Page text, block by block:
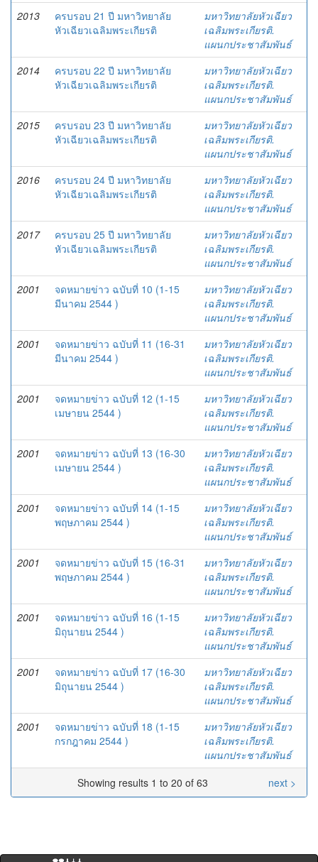
2013
ครบรอบ 21 ปี มหาวิทยาลัย
หัวเฉียวเฉลิมพระเกียรติ
มหาวิทยาลัยหัวเฉียว
เฉลิมพระเกียรติ.
แผนกประชาสัมพันธ์
2014
ครบรอบ 22 ปี มหาวิทยาลัย
หัวเฉียวเฉลิมพระเกียรติ
มหาวิทยาลัยหัวเฉียว
เฉลิมพระเกียรติ.
แผนกประชาสัมพันธ์
2015
ครบรอบ 23 ปี มหาวิทยาลัย
หัวเฉียวเฉลิมพระเกียรติ
มหาวิทยาลัยหัวเฉียว
เฉลิมพระเกียรติ.
แผนกประชาสัมพันธ์
2016
ครบรอบ 24 ปี มหาวิทยาลัย
หัวเฉียวเฉลิมพระเกียรติ
มหาวิทยาลัยหัวเฉียว
เฉลิมพระเกียรติ.
แผนกประชาสัมพันธ์
2017
ครบรอบ 25 ปี มหาวิทยาลัย
หัวเฉียวเฉลิมพระเกียรติ
มหาวิทยาลัยหัวเฉียว
เฉลิมพระเกียรติ.
แผนกประชาสัมพันธ์
2001
จดหมายข่าว ฉบับที่ 10 (1-15
มีนาคม 2544 )
มหาวิทยาลัยหัวเฉียว
เฉลิมพระเกียรติ.
แผนกประชาสัมพันธ์
2001
จดหมายข่าว ฉบับที่ 11 (16-31
มีนาคม 2544 )
มหาวิทยาลัยหัวเฉียว
เฉลิมพระเกียรติ.
แผนกประชาสัมพันธ์
2001
จดหมายข่าว ฉบับที่ 12 (1-15
เมษายน 2544 )
มหาวิทยาลัยหัวเฉียว
เฉลิมพระเกียรติ.
แผนกประชาสัมพันธ์
2001
จดหมายข่าว ฉบับที่ 13 (16-30
เมษายน 2544 )
มหาวิทยาลัยหัวเฉียว
เฉลิมพระเกียรติ.
แผนกประชาสัมพันธ์
2001
จดหมายข่าว ฉบับที่ 14 (1-15
พฤษภาคม 2544 )
มหาวิทยาลัยหัวเฉียว
เฉลิมพระเกียรติ.
แผนกประชาสัมพันธ์
2001
จดหมายข่าว ฉบับที่ 15 (16-31
พฤษภาคม 2544 )
มหาวิทยาลัยหัวเฉียว
เฉลิมพระเกียรติ.
แผนกประชาสัมพันธ์
2001
จดหมายข่าว ฉบับที่ 16 (1-15
มิถุนายน 2544 )
มหาวิทยาลัยหัวเฉียว
เฉลิมพระเกียรติ.
แผนกประชาสัมพันธ์
2001
จดหมายข่าว ฉบับที่ 17 (16-30
มิถุนายน 2544 )
มหาวิทยาลัยหัวเฉียว
เฉลิมพระเกียรติ.
แผนกประชาสัมพันธ์
2001
จดหมายข่าว ฉบับที่ 18 (1-15
กรกฎาคม 2544 )
มหาวิทยาลัยหัวเฉียว
เฉลิมพระเกียรติ.
แผนกประชาสัมพันธ์
Showing results 1 to 20 of 63
next >